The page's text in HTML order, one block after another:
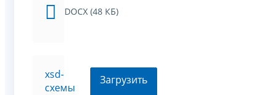
DOCX (48 КБ)
xsd-
схемы
Загрузить